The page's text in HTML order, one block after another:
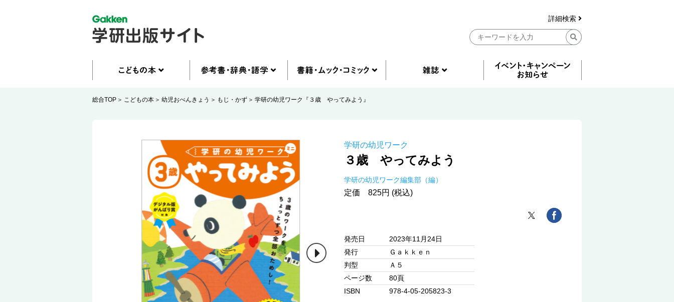
詳細検索
総合TOP こどもの本 幼児おべんきょう もじ・かず 学研の幼児ワーク『３歳 やってみよう』
学研の幼児ワーク
３歳 やってみよう
学研の幼児ワーク編集部（編）
定価 825円 (税込)
発売日
2023年11月24日
発行
Ｇａｋｋｅｎ
判型
Ａ５
ページ数
80頁
ISBN
978-4-05-205823-3